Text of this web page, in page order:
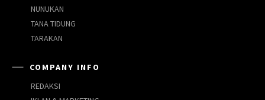
NUNUKAN
TANA TIDUNG
TARAKAN
COMPANY INFO
REDAKSI